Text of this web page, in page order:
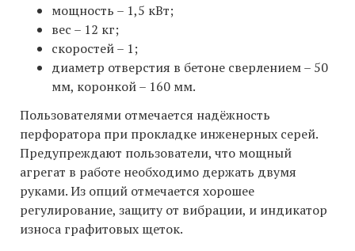
мощность – 1,5 кВт;
вес – 12 кг;
скоростей – 1;
диаметр отверстия в бетоне сверлением – 50
мм, коронкой – 160 мм.
Пользователями отмечается надёжность
перфоратора при прокладке инженерных серей.
Предупреждают пользователи, что мощный
агрегат в работе необходимо держать двумя
руками. Из опций отмечается хорошее
регулирование, защиту от вибрации, и индикатор
износа графитовых щеток.